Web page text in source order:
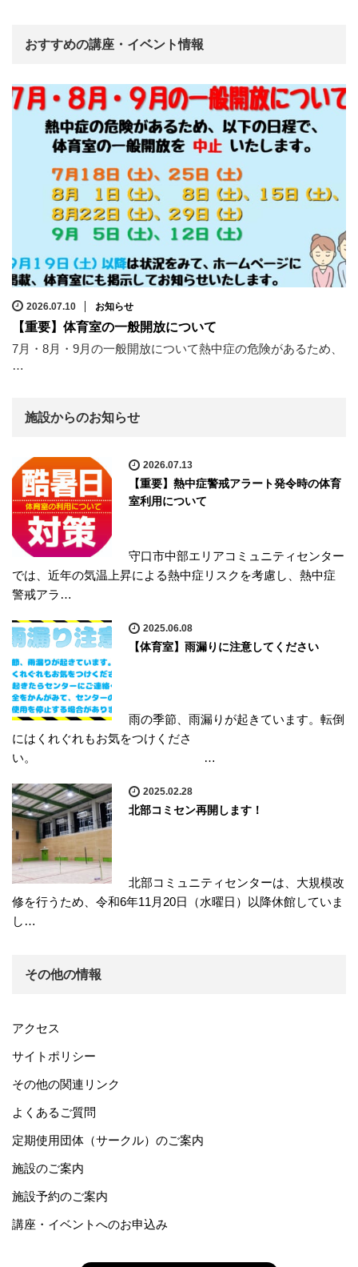
おすすめの講座・イベント情報
2026.07.10 お知らせ
【重要】体育室の一般開放について
7月・8月・9月の一般開放について熱中症の危険があるため、
…
施設からのお知らせ
2026.07.13
【重要】熱中症警戒アラート発令時の体育
室利用について
守口市中部エリアコミュニティセンター
では、近年の気温上昇による熱中症リスクを考慮し、熱中症
警戒アラ…
2025.06.08
【体育室】雨漏りに注意してください
雨の季節、雨漏りが起きています。転倒
にはくれぐれもお気をつけくださ
い。 …
2025.02.28
北部コミセン再開します！
北部コミュニティセンターは、大規模改
修を行うため、令和6年11月20日（水曜日）以降休館していま
し…
その他の情報
アクセス
サイトポリシー
その他の関連リンク
よくあるご質問
定期使用団体（サークル）のご案内
施設のご案内
施設予約のご案内
講座・イベントへのお申込み